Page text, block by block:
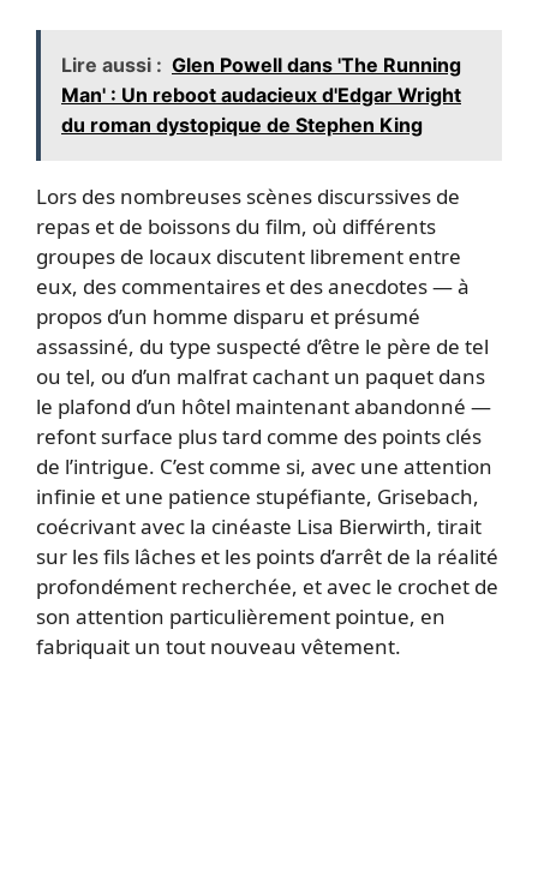
Lire aussi : Glen Powell dans 'The Running
Man' : Un reboot audacieux d'Edgar Wright
du roman dystopique de Stephen King
Lors des nombreuses scènes discurssives de
repas et de boissons du film, où différents
groupes de locaux discutent librement entre
eux, des commentaires et des anecdotes — à
propos d’un homme disparu et présumé
assassiné, du type suspecté d’être le père de tel
ou tel, ou d’un malfrat cachant un paquet dans
le plafond d’un hôtel maintenant abandonné —
refont surface plus tard comme des points clés
de l’intrigue. C’est comme si, avec une attention
infinie et une patience stupéfiante, Grisebach,
coécrivant avec la cinéaste Lisa Bierwirth, tirait
sur les fils lâches et les points d’arrêt de la réalité
profondément recherchée, et avec le crochet de
son attention particulièrement pointue, en
fabriquait un tout nouveau vêtement.